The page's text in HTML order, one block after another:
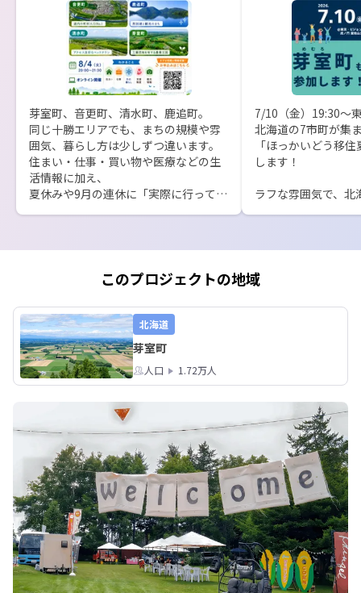
芽室町、音更町、清水町、鹿追町。
同じ十勝エリアでも、まちの規模や雰
囲気、暮らし方は少しずつ違います。
住まい・仕事・買い物や医療などの生
活情報に加え、
夏休みや9月の連休に「実際に行ってみ
📍開催日時：8月4日（火）20:00〜
21:30
📍開催方法：オンライン開催
（ZOOM）
📍参加費：無料
📍申込フォーム：https://utage-
system.com/event/Y9K5X6lucuWx/re
📍申込締切：8月4日（火）18:00
7/10（金）19:30〜
北海道の7市町が集
「ほっかいどう移
します！
ラフな雰囲気で、北
てさまざま。
当日は、ランキング
ーク、移住コーディ
26/
もしご都合がよろ
会いできたらうれし
このプロジェクトの地域
北海道
芽室町
人口 1.72万人